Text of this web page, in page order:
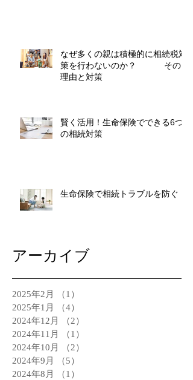
なぜ多くの親は積極的に相続税対
策を行わないのか？ その
理由と対策
賢く活用！生命保険でできる6つ
の相続対策
生命保険で相続トラブルを防ぐ
アーカイブ
2025年2月 （1）
2025年1月
（4）
2024年12月
（2）
2024年11月
（1）
2024年10月
（2）
2024年9月
（5）
2024年8月
（1）